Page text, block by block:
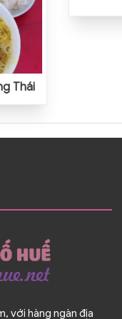
Thái
với hàng ngàn địa